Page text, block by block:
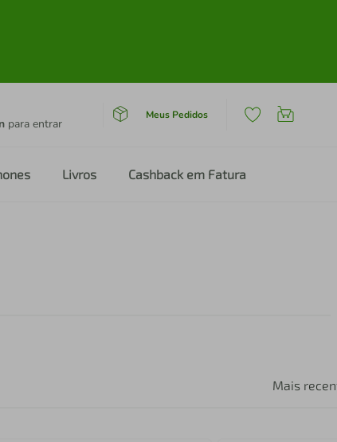
para entrar
Meus Pedidos
Livros Cashback em Fatura
Mais